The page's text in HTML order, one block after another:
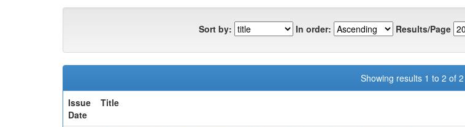
Sort by: In order: Results/Page
Showing results 1 to 2 of 2
Issue
Date
Title